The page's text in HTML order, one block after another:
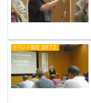
イベント報告【終了】